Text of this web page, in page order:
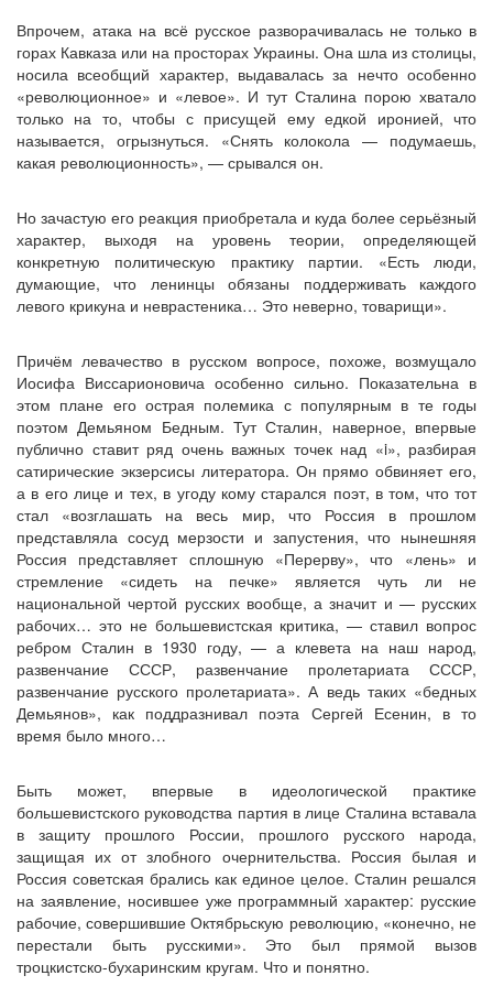
Впрочем, атака на всё русское разворачивалась не только в
горах Кавказа или на просторах Украины. Она шла из столицы,
носила всеобщий характер, выдавалась за нечто особенно
«революционное» и «левое». И тут Сталина порою хватало
только на то, чтобы с присущей ему едкой иронией, что
называется, огрызнуться. «Снять колокола — подумаешь,
какая революционность», — срывался он.
Но зачастую его реакция приобретала и куда более серьёзный
характер, выходя на уровень теории, определяющей
конкретную политическую практику партии. «Есть люди,
думающие, что ленинцы обязаны поддерживать каждого
левого крикуна и неврастеника… Это неверно, товарищи».
Причём левачество в русском вопросе, похоже, возмущало
Иосифа Виссарионовича особенно сильно. Показательна в
этом плане его острая полемика с популярным в те годы
поэтом Демьяном Бедным. Тут Сталин, наверное, впервые
публично ставит ряд очень важных точек над «i», разбирая
сатирические экзерсисы литератора. Он прямо обвиняет его,
а в его лице и тех, в угоду кому старался поэт, в том, что тот
стал «возглашать на весь мир, что Россия в прошлом
представляла сосуд мерзости и запустения, что нынешняя
Россия представляет сплошную «Перерву», что «лень» и
стремление «сидеть на печке» является чуть ли не
национальной чертой русских вообще, а значит и — русских
рабочих… это не большевистская критика, — ставил вопрос
ребром Сталин в 1930 году, — а клевета на наш народ,
развенчание СССР, развенчание пролетариата СССР,
развенчание русского пролетариата». А ведь таких «бедных
Демьянов», как поддразнивал поэта Сергей Есенин, в то
время было много…
Быть может, впервые в идеологической практике
большевистского руководства партия в лице Сталина вставала
в защиту прошлого России, прошлого русского народа,
защищая их от злобного очернительства. Россия былая и
Россия советская брались как единое целое. Сталин решался
на заявление, носившее уже программный характер: русские
рабочие, совершившие Октябрьскую революцию, «конечно, не
перестали быть русскими». Это был прямой вызов
троцкистско-бухаринским кругам. Что и понятно.